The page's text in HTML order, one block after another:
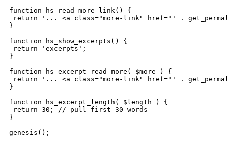
function hs_read_more_link() {
return '... <a class="more-link" href="' .
}
function hs_show_excerpts() {
return 'excerpts';
}
function hs_excerpt_read_more( $more ) {
return '... <a class="more-link" href="' .
}
function hs_excerpt_length( $length ) {
return 30; // pull first 30 words
}
genesis();